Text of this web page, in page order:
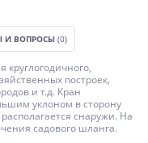
И ВОПРОСЫ (0)
построек,
и т.д. Кран
уклоном в сторону
снаружи. На
садового шланга.